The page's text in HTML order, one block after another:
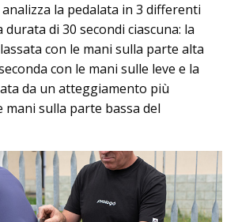
la pedalata in 3 differenti
di 30 secondi ciascuna: la
con le mani sulla parte alta
con le mani sulle leve e la
da un atteggiamento più
mani sulla parte bassa del